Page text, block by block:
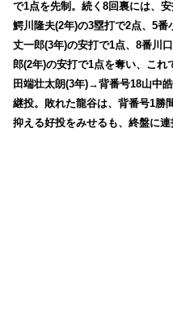
で1点を先制。続く8回裏には、
鰐川隆夫(2年)の3塁打で2点、5
丈一郎(3年)の安打で1点、8番川
郎(2年)の安打で1点を奪い、こ
田端壮太朗(3年)→背番号18山中
継投。敗れた龍谷は、背番号1勝
抑える好投をみせるも、終盤に連